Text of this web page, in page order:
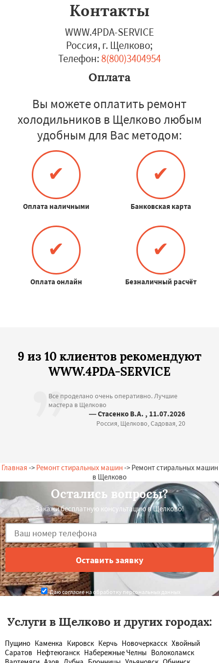
Контакты
WWW.4PDA-SERVICE
Россия, г. Щелково;
Телефон: 8(800)3404954
Оплата
Вы можете оплатить ремонт
холодильников в Щелково любым
удобным для Вас методом:
✔
Оплата наличными
✔
Банковская карта
✔
Оплата онлайн
✔
Безналичный расчёт
9 из 10 клиентов рекомендуют
WWW.4PDA-SERVICE
Все проделано очень оперативно. Лучшие
мастера в Щелково
— Стасенко В.А. , 11.07.2026
Россия, Щелково, Садовая, 20
Главная -> Ремонт стиральных машин-> Ремонт стиральных машин
в Щелково
Остались вопросы?
Закажи бесплатную консультацию в Щелково!
Даю согласие на обработку персональных данных
Услуги в Щелково и других городах:
Пущино Каменка Кировск Керчь Новочеркасск Хвойный
Саратов Нефтеюганск Набережные Челны Волоколамск